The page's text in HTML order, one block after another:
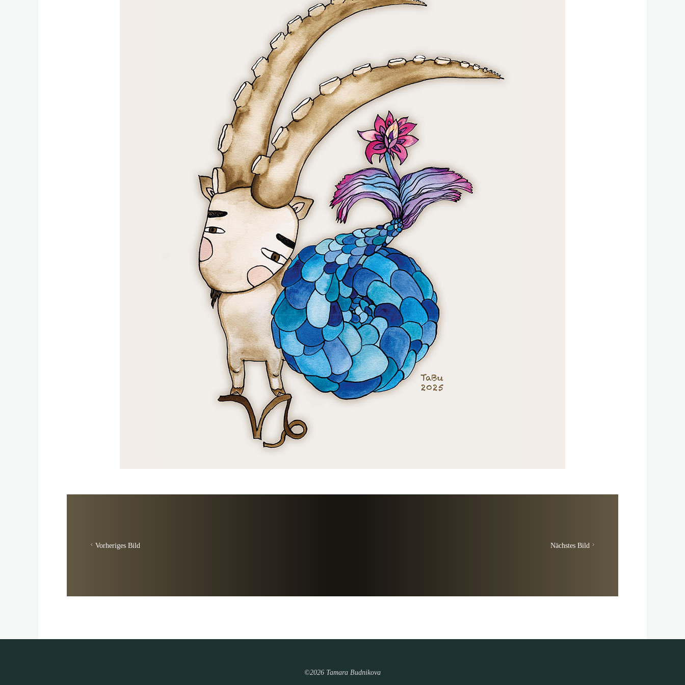
Vorheriges Bild Nächstes Bild
©2026 Tamara Budnikova